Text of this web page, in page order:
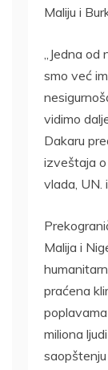
Maliju i
„Jedna od
smo već
vidimo
Dakaru
izveštaja
vlada, UN.
Malija i
praćena
miliona